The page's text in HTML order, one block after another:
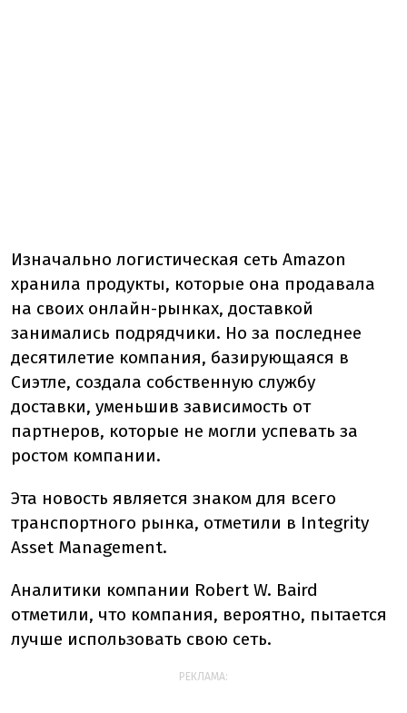
Изначально логистическая сеть Amazon
хранила продукты, которые она продавала
на своих онлайн-рынках, доставкой
занимались подрядчики. Но за последнее
десятилетие компания, базирующаяся в
Сиэтле, создала собственную службу
доставки, уменьшив зависимость от
партнеров, которые не могли успевать за
ростом компании.
Эта новость является знаком для всего
транспортного рынка, отметили в Integrity
Asset Management.
Аналитики компании Robert W. Baird
отметили, что компания, вероятно, пытается
лучше использовать свою сеть.
РЕКЛАМА: